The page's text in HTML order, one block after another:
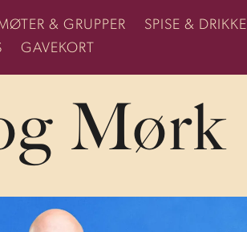
& GRUPPER SPISE & DRIKKE
GAVEKORT
Mørk